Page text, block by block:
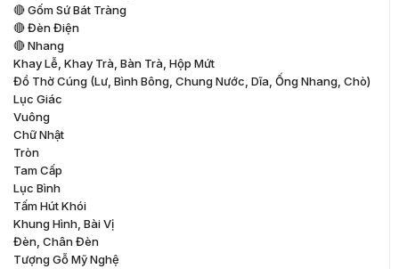
🔴 Gốm Sứ Bát Tràng
🔴 Đèn Điện
🔴 Nhang
Khay Lễ, Khay Trà, Bàn Trà, Hộp Mứt
Đồ Thờ Cúng (lư, Bình Bông, Chung Nước, Dĩa, Ống Nhang, Chò)
Lục Giác
Vuông
Chữ Nhật
Tròn
Tam Cấp
Lục Bình
Tấm Hút Khói
Khung Hình, Bài Vị
Đèn, Chân Đèn
Tượng Gỗ Mỹ Nghệ